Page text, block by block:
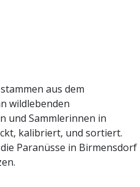
aus dem
wildlebenden
und Sammlerinnen in
kalibriert, und sortiert.
Paranüsse in Birmensdorf